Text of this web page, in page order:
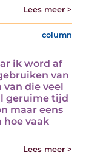
Lees meer >
column
ik word af
van
die veel
geruime tijd
maar eens
hoe vaak
Lees meer >